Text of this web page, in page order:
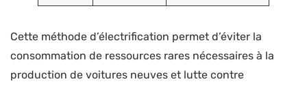
Cette méthode d’électrification permet d’éviter la
consommation de ressources rares nécessaires à la
production de voitures neuves et lutte contre